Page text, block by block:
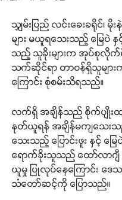
သျှမ်းပြည် လင်းခေးခရိုင်၊
များ မယူရသေးသည့် မြေပဲ
သည့် သူခိုးများက အုပ်စုလိုက်
သက်ဆိုင်ရာ ဝာာဝန်ရှိသူမျာ
ကြောင်း စုံစမ်းသိရသည်။
လက်ရှိ အချိန်သည် စိုက်ပျိုးထား
နုတ်ယူရန် အချိန်မကျသေးသ
သေးသည့် ပြောင်းဖူး နှင့် မြ
ရောက်ခိုးသူသည် ထော်လာဂ
ယူမှု ပြုလုပ်နေကြောင်း ဒေ
သံတော်ဆင့်ကို ပြောသည်။